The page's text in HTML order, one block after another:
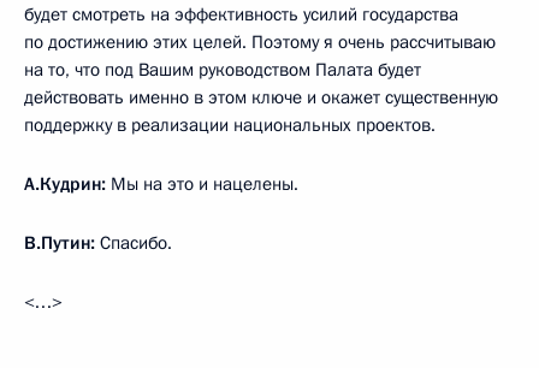
будет смотреть на эффективность усилий государства
по достижению этих целей. Поэтому я очень рассчитываю
на то, что под Вашим руководством Палата будет
действовать именно в этом ключе и окажет существенную
поддержку в реализации национальных проектов.
А.Кудрин: Мы на это и нацелены.
В.Путин: Спасибо.
<…>